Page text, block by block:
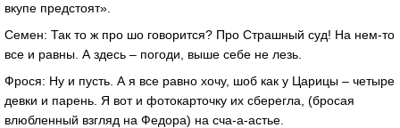
вкупе предстоят».
Семен: Так то ж про шо говорится? Про Страшный суд! На нем-то
все и равны. А здесь – погоди, выше себе не лезь.
Фрося: Ну и пусть. А я все равно хочу, шоб как у Царицы – четыре
девки и парень. Я вот и фотокарточку их сберегла, (бросая
влюбленный взгляд на Федора) на сча-а-астье.